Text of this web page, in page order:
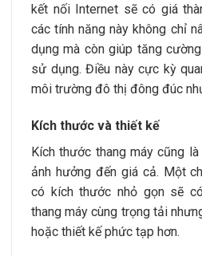
kết nối Internet sẽ có giá
các tính năng này không chỉ
dụng mà còn giúp tăng
sử dụng. Điều này cực kỳ
môi trường đô thị đông đúc
Kích thước và thiết kế
Kích thước thang máy cũng
ảnh hưởng đến giá cả. Một
có kích thước nhỏ gọn sẽ
thang máy cùng trọng tải
hoặc thiết kế phức tạp hơn.